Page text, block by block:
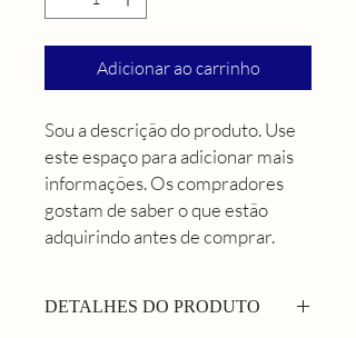
Adicionar ao carrinho
Sou a descrição do produto. Use
este espaço para adicionar mais
informações. Os compradores
gostam de saber o que estão
adquirindo antes de comprar.
DETALHES DO PRODUTO